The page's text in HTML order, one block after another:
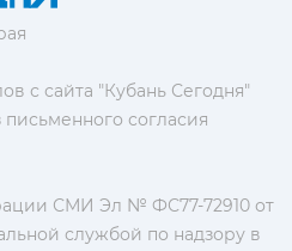
с сайта "Кубань Сегодня"
согласия
СМИ Эл № ФС77-72910 от
службой по надзору в